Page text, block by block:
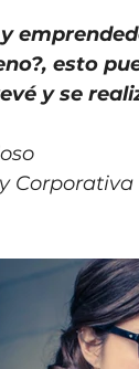
esto
y se
Corporativa